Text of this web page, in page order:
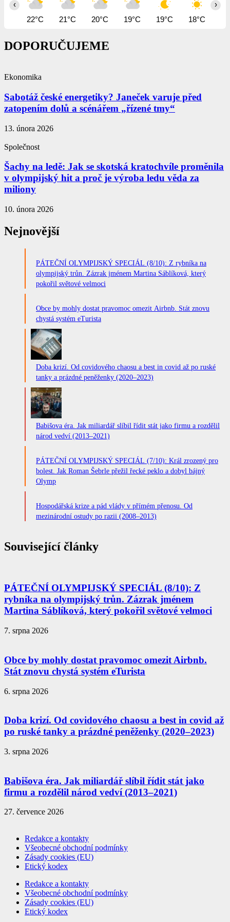
22°C 21°C 20°C 19°C 19°C 18°C
‹ ›
DOPORUČUJEME
Ekonomika
Sabotáž české energetiky? Janeček varuje před
zatopením dolů a scénářem „řízené tmy“
13. února 2026
Společnost
Šachy na ledě: Jak se skotská kratochvíle proměnila
v olympijský hit a proč je výroba ledu věda za
miliony
10. února 2026
Nejnovější
PÁTEČNÍ OLYMPIJSKÝ SPECIÁL (8/10): Z rybníka na
olympijský trůn. Zázrak jménem Martina Sáblíková, který
pokořil světové velmoci
Obce by mohly dostat pravomoc omezit Airbnb. Stát znovu
chystá systém eTurista
Doba krizí. Od covidového chaosu a best in covid až po ruské
tanky a prázdné peněženky (2020–2023)
Babišova éra. Jak miliardář slíbil řídit stát jako firmu a rozdělil
národ vedví (2013–2021)
PÁTEČNÍ OLYMPIJSKÝ SPECIÁL (7/10): Král zrozený pro
bolest. Jak Roman Šebrle přežil řecké peklo a dobyl bájný
Olymp
Hospodářská krize a pád vlády v přímém přenosu. Od
mezinárodní ostudy po razii (2008–2013)
Související články
PÁTEČNÍ OLYMPIJSKÝ SPECIÁL (8/10): Z
rybníka na olympijský trůn. Zázrak jménem
Martina Sáblíková, který pokořil světové velmoci
7. srpna 2026
Obce by mohly dostat pravomoc omezit Airbnb.
Stát znovu chystá systém eTurista
6. srpna 2026
Doba krizí. Od covidového chaosu a best in covid až
po ruské tanky a prázdné peněženky (2020–2023)
3. srpna 2026
Babišova éra. Jak miliardář slíbil řídit stát jako
firmu a rozdělil národ vedví (2013–2021)
27. července 2026
Redakce a kontakty
Všeobecné obchodní podmínky
Zásady cookies (EU)
Etický kodex
Redakce a kontakty
Všeobecné obchodní podmínky
Zásady cookies (EU)
Etický kodex